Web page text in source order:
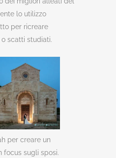
lo utilizzo
per ricreare
scatti studiati.
per creare un
focus sugli sposi.